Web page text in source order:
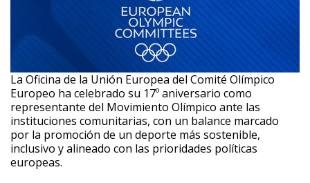
La Oficina de la Unión Europea del Comité Olímpico
Europeo ha celebrado su 17º aniversario como
representante del Movimiento Olímpico ante las
instituciones comunitarias, con un balance marcado
por la promoción de un deporte más sostenible,
inclusivo y alineado con las prioridades políticas
europeas.